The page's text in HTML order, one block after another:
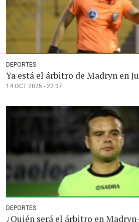
DEPORTES
Ya está el árbitro de Madryn en
14 OCT 2025 - 22:37
DEPORTES
¿Quién será el árbitro en